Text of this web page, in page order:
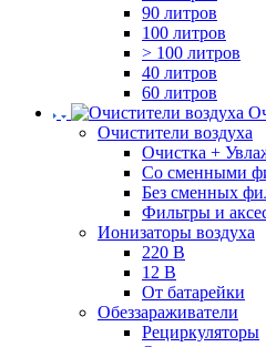
90 литров
100 литров
> 100 литров
40 литров
60 литров
Очистители воздуха
Очистка +
Cо сменными
Без сменных
Фильтры и
Ионизаторы воздуха
220 В
12 В
От батарейки
Обеззараживатели
Рециркуляторы